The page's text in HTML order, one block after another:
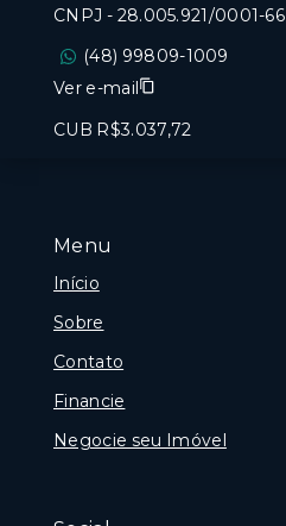
Menu
Início
Sobre
Contato
Financie
Negocie seu Imóvel
CNPJ - 28.005.921/0001-66
(48) 99809-1009
Ver e-mail
CUB R$3.037,72